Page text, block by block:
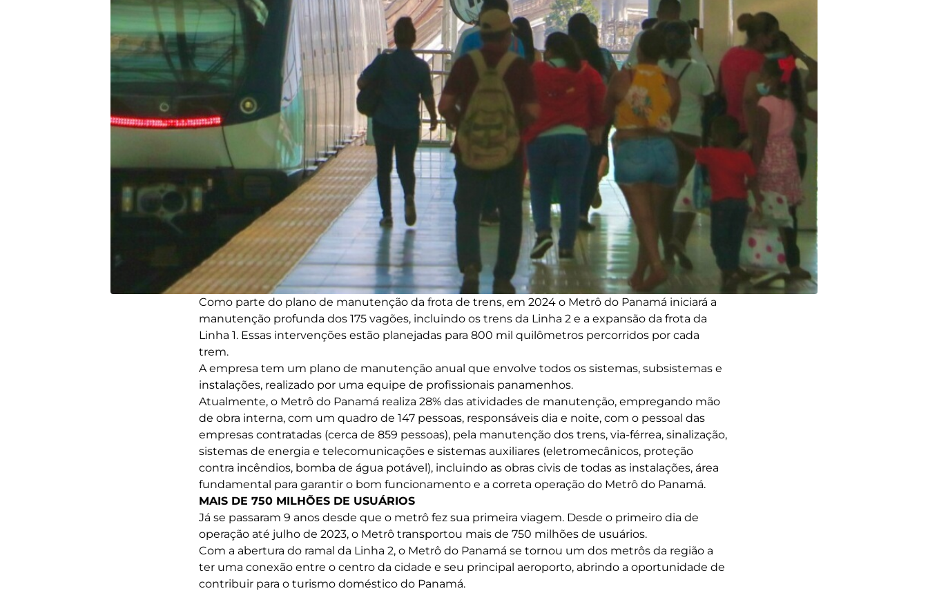
Como parte do plano de manutenção da frota de trens, em 2024 o Metrô do Panamá iniciará a
manutenção profunda dos 175 vagões, incluindo os trens da Linha 2 e a expansão da frota da
Linha 1. Essas intervenções estão planejadas para 800 mil quilômetros percorridos por cada
trem.
A empresa tem um plano de manutenção anual que envolve todos os sistemas, subsistemas e
instalações, realizado por uma equipe de profissionais panamenhos.
Atualmente, o Metrô do Panamá realiza 28% das atividades de manutenção, empregando mão
de obra interna, com um quadro de 147 pessoas, responsáveis dia e noite, com o pessoal das
empresas contratadas (cerca de 859 pessoas), pela manutenção dos trens, via-férrea, sinalização,
sistemas de energia e telecomunicações e sistemas auxiliares (eletromecânicos, proteção
contra incêndios, bomba de água potável), incluindo as obras civis de todas as instalações, área
fundamental para garantir o bom funcionamento e a correta operação do Metrô do Panamá.
MAIS DE 750 MILHÕES DE USUÁRIOS
Já se passaram 9 anos desde que o metrô fez sua primeira viagem. Desde o primeiro dia de
operação até julho de 2023, o Metrô transportou mais de 750 milhões de usuários.
Com a abertura do ramal da Linha 2, o Metrô do Panamá se tornou um dos metrôs da região a
ter uma conexão entre o centro da cidade e seu principal aeroporto, abrindo a oportunidade de
contribuir para o turismo doméstico do Panamá.